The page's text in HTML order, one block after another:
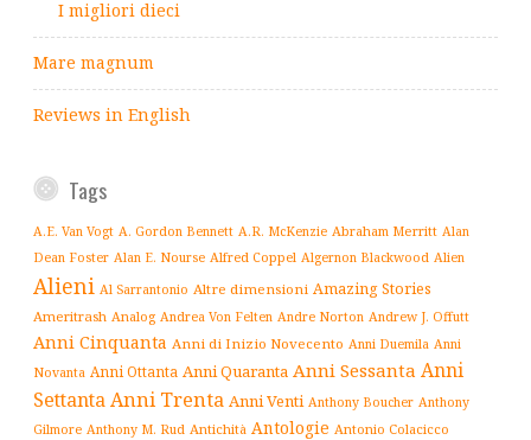
I migliori dieci
Mare magnum
Reviews in English
Tags
A.E. Van Vogt A. Gordon Bennett A.R. McKenzie Abraham Merritt Alan
Dean Foster Alan E. Nourse Alfred Coppel Algernon Blackwood Alien
Alieni Al Sarrantonio Altre dimensioni Amazing Stories
Ameritrash Analog Andrea Von Felten Andre Norton Andrew J. Offutt
Anni Cinquanta Anni di Inizio Novecento Anni Duemila Anni
Novanta Anni Ottanta Anni Quaranta Anni Sessanta Anni
SettantaAnni Trenta Anni Venti Anthony Boucher Anthony
Gilmore Anthony M. Rud Antichità Antologie Antonio Colacicco